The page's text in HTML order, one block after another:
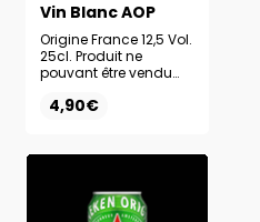
Vin Blanc AOP
Origine France 12,5 Vol.
25cl. Produit ne
pouvant être vendu
mineurs.
4,90€